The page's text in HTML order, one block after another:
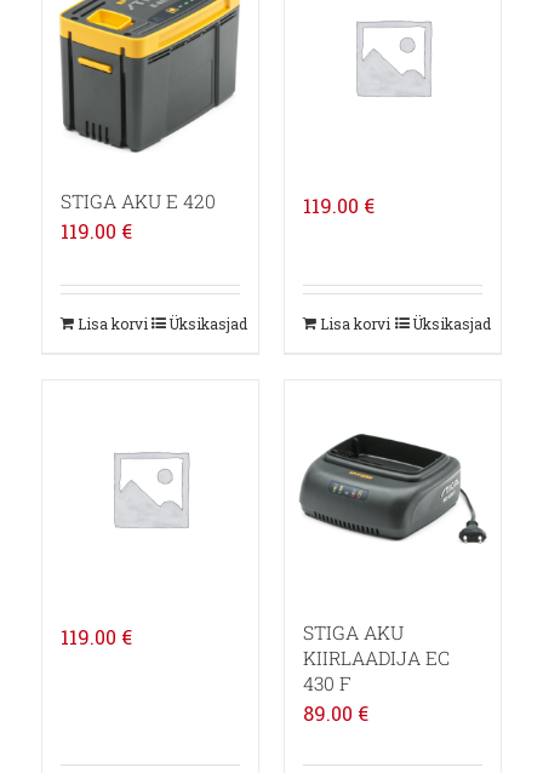
STIGA AKU E 420
119.00 €
Lisa korvi Üksikasjad
119.00 €
Lisa korvi Üksikasjad
119.00 €
STIGA AKU
KIIRLAADIJA EC
430 F
89.00 €